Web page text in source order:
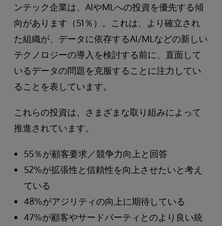
ンテック企業は、AIやMLへの投資を優先する傾
向があります（51％）。これは、より確立され
た組織が、データに依存するAI/MLなどの新しい
テクノロジーの導入を検討する前に、直面して
いるデータの問題を克服することに注力してい
ることを表しています。
これらの投資は、さまざまな取り組みによって
推進されています。
55％が顧客要求／競争力向上と回答
52%が拡張性と信頼性を向上させたいと考え
ている
48%がアジリティの向上に期待している
47%が顧客やサードパーティとのより良い統